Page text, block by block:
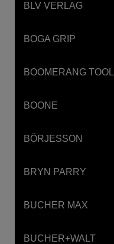
BLV VERLAG
BOGA GRIP
BOOMERANG TOOL
BOONE
BÖRJESSON
BRYN PARRY
BUCHER MAX
BUCHER+WALT